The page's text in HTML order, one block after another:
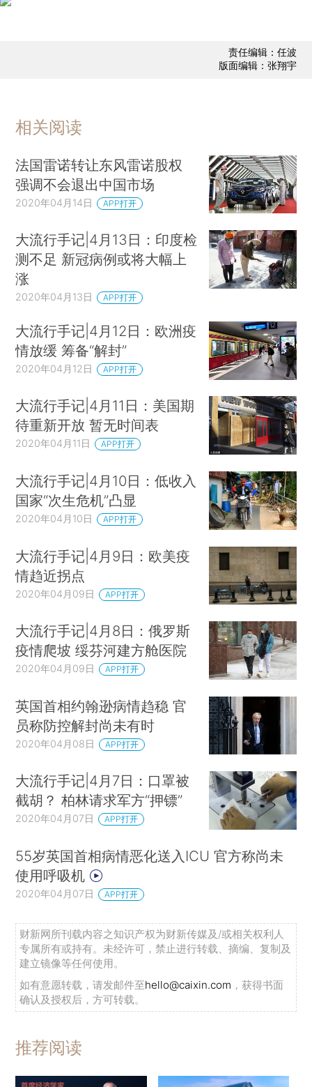
责任编辑：任波
版面编辑：张翔宇
相关阅读
法国雷诺转让东风雷诺股权
强调不会退出中国市场
2020年04月14日 APP打开
大流行手记|4月13日：印度检
测不足 新冠病例或将大幅上
涨
2020年04月13日 APP打开
大流行手记|4月12日：欧洲疫
情放缓 筹备“解封”
2020年04月12日 APP打开
大流行手记|4月11日：美国期
待重新开放 暂无时间表
2020年04月11日 APP打开
大流行手记|4月10日：低收入
国家“次生危机”凸显
2020年04月10日 APP打开
大流行手记|4月9日：欧美疫
情趋近拐点
2020年04月09日 APP打开
大流行手记|4月8日：俄罗斯
疫情爬坡 绥芬河建方舱医院
2020年04月09日 APP打开
英国首相约翰逊病情趋稳 官
员称防控解封尚未有时
2020年04月08日 APP打开
大流行手记|4月7日：口罩被
截胡？ 柏林请求军方“押镖”
2020年04月07日 APP打开
55岁英国首相病情恶化送入ICU 官方称尚未
使用呼吸机
2020年04月07日 APP打开
财新网所刊载内容之知识产权为财新传媒及/或相关权利人
专属所有或持有。未经许可，禁止进行转载、摘编、复制及
建立镜像等任何使用。
如有意愿转载，请发邮件至hello@caixin.com ，获得书面
确认及授权后，方可转载。
推荐阅读